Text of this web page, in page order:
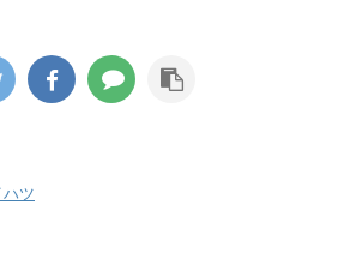
。 修理剤を使用したタイヤ
になっているか診ていきま
きます。 この液剤がパン
ハツ